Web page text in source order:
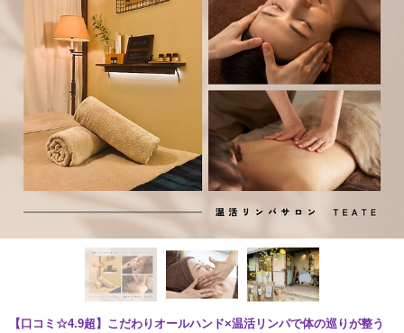
【口コミ☆4.9超】こだわりオールハンド×温活リンパで体の巡りが整う